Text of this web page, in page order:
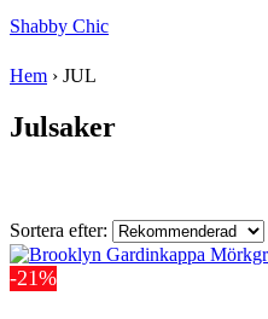
Shabby Chic
Hem › JUL
Julsaker
Sortera efter:
-21%